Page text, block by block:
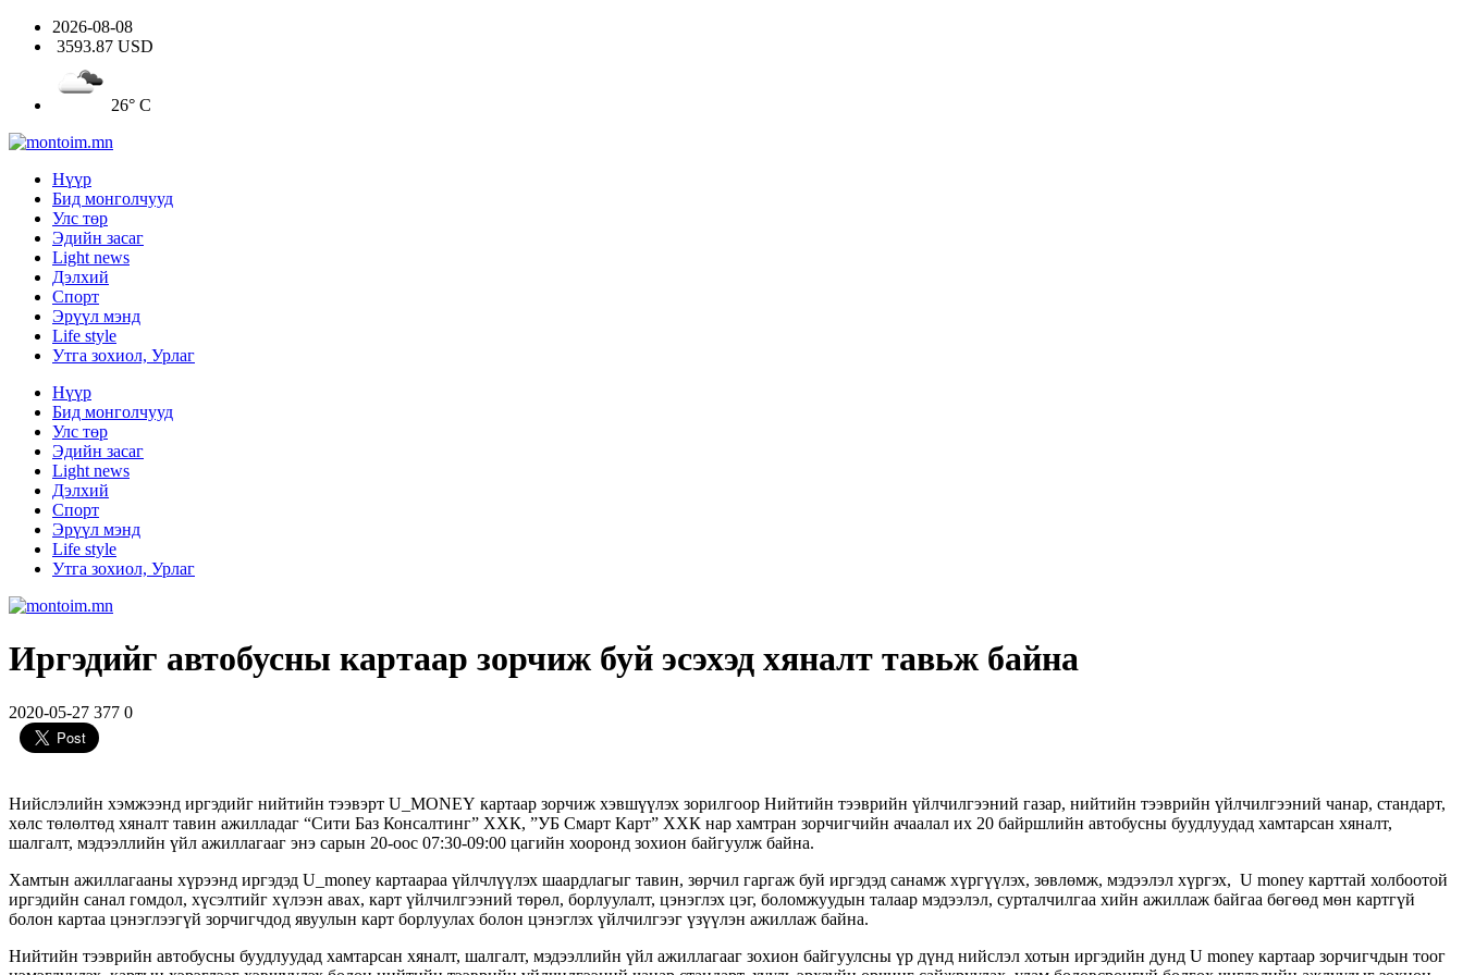
2026-08-08
3593.87 USD
26° C
Нүүр
Бид монголчууд
Улс төр
Эдийн засаг
Light news
Дэлхий
Спорт
Эрүүл мэнд
Life style
Утга зохиол, Урлаг
Нүүр
Бид монголчууд
Улс төр
Эдийн засаг
Light news
Дэлхий
Спорт
Эрүүл мэнд
Life style
Утга зохиол, Урлаг
Иргэдийг автобусны картаар зорчиж буй эсэхэд хяналт тавьж байна
2020-05-27 377 0
Нийслэлийн хэмжээнд иргэдийг нийтийн тээвэрт U_MONEY картаар зорчиж хэвшүүлэх зорилгоор Нийтийн тээврийн үйлчилгээний газар, нийтийн тээврийн үйлчилгээний чанар, стандарт,
хөлс төлөлтөд хяналт тавин ажилладаг “Сити Баз Консалтинг” ХХК, ”УБ Смарт Карт” ХХК нар хамтран зорчигчийн ачаалал их 20 байршлийн автобусны буудлуудад хамтарсан хяналт,
шалгалт, мэдээллийн үйл ажиллагааг энэ сарын 20-оос 07:30-09:00 цагийн хооронд зохион байгуулж байна.
Хамтын ажиллагааны хүрээнд иргэдэд U_money картаараа үйлчлүүлэх шаардлагыг тавин, зөрчил гаргаж буй иргэдэд санамж хүргүүлэх, зөвлөмж, мэдээлэл хүргэх, U money карттай холбоотой
иргэдийн санал гомдол, хүсэлтийг хүлээн авах, карт үйлчилгээний төрөл, борлуулалт, цэнэглэх цэг, боломжуудын талаар мэдээлэл, сурталчилгаа хийн ажиллаж байгаа бөгөөд мөн картгүй
болон картаа цэнэглээгүй зорчигчдод явуулын карт борлуулах болон цэнэглэх үйлчилгээг үзүүлэн ажиллаж байна.
Нийтийн тээврийн автобусны буудлуудад хамтарсан хяналт, шалгалт, мэдээллийн үйл ажиллагааг зохион байгуулсны үр дүнд нийслэл хотын иргэдийн дунд U money картаар зорчигчдын тоог